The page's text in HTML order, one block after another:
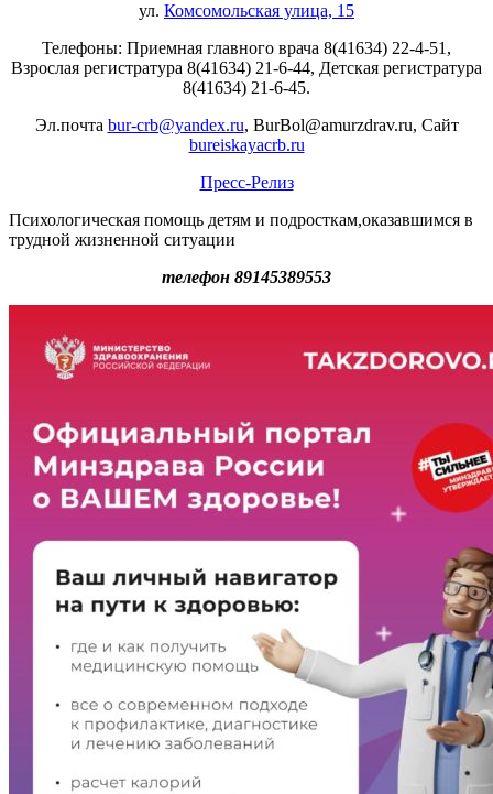
ул. Комсомольская улица, 15
Телефоны: Приемная главного врача 8(41634) 22-4-51,
Взрослая регистратура 8(41634) 21-6-44, Детская регистратура
8(41634) 21-6-45.
Эл.почта bur-crb@yandex.ru, BurBol@amurzdrav.ru, Сайт
bureiskayacrb.ru
Пресс-Релиз
Психологическая помощь детям и подросткам,оказавшимся в
трудной жизненной ситуации
телефон 89145389553